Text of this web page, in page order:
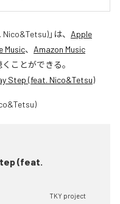
Nico&Tetsu)」は、 Apple
Music、 Amazon Music
ことができる。
Step (feat. Nico&Tetsu)
(feat.
TKY project